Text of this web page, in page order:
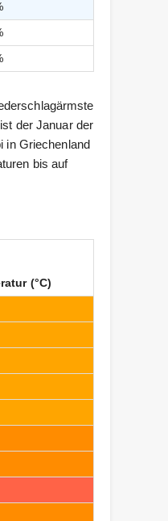
der Januar der
in Griechenland
bis auf
(°C)